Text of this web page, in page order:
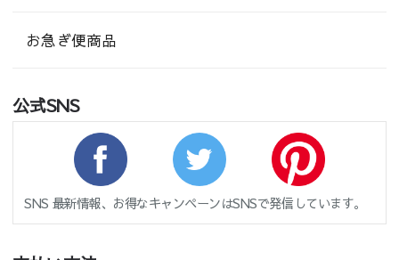
お急ぎ便商品
公式SNS
SNS 最新情報、お得なキャンペーンはSNSで発信しています。